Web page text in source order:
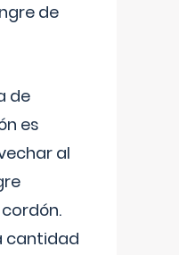
de
de
es
al
cantidad